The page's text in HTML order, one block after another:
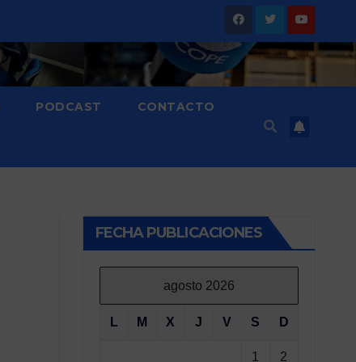
PODCAST CONTACTO
FECHA PUBLICACIONES
agosto 2026
L M X J V S D
1 2